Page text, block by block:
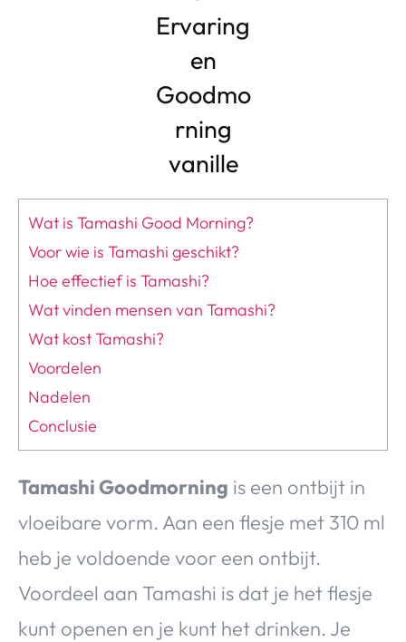
Wat is Tamashi Good Morning?
Voor wie is Tamashi geschikt?
Hoe effectief is Tamashi?
Wat vinden mensen van Tamashi?
Wat kost Tamashi?
Voordelen
Nadelen
Conclusie
Tamashi Goodmorning is een ontbijt in
vloeibare vorm. Aan een flesje met 310 ml
heb je voldoende voor een ontbijt.
Voordeel aan Tamashi is dat je het flesje
kunt openen en je kunt het drinken. Je